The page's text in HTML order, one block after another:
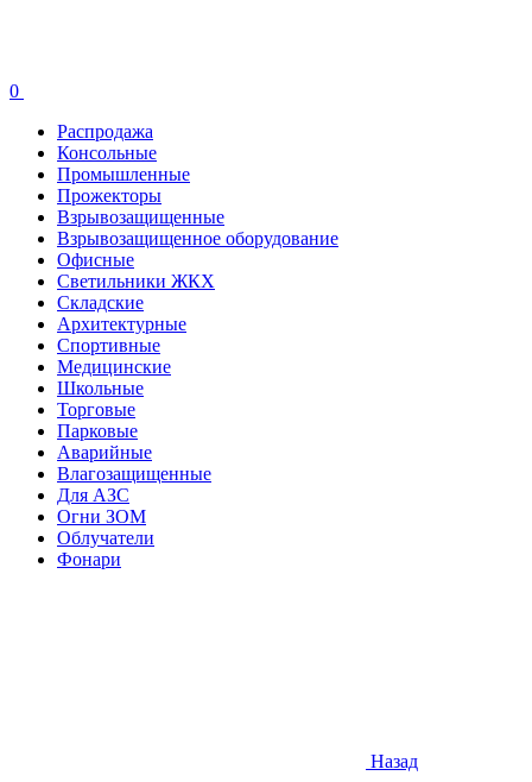
0
Распродажа
Консольные
Промышленные
Прожекторы
Взрывозащищенные
Взрывозащищенное оборудование
Офисные
Cветильники ЖКХ
Складские
Архитектурные
Спортивные
Медицинские
Школьные
Торговые
Парковые
Аварийные
Влагозащищенные
Для АЗС
Огни ЗОМ
Облучатели
Фонари
Назад